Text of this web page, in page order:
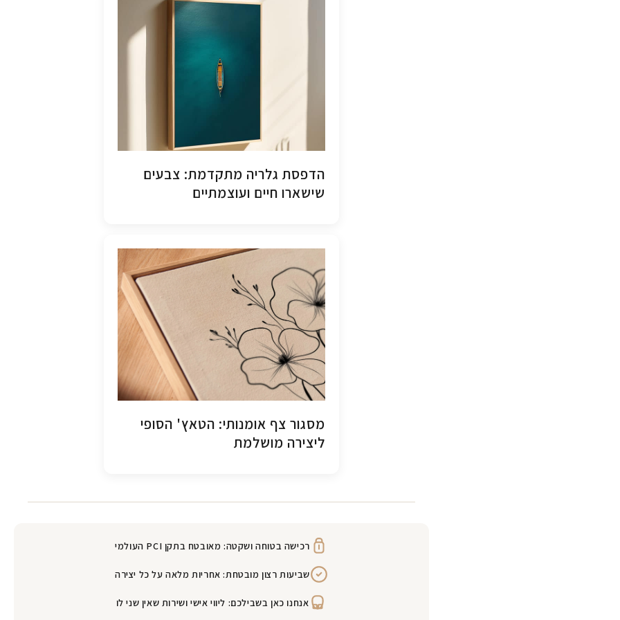
הדפסת גלריה מתקדמת: צבעים
שישארו חיים ועוצמתיים
מסגור צף אומנותי: הטאץ' הסופי
ליצירה מושלמת
רכישה בטוחה ושקטה: מאובטח בתקן PCI העולמי
שביעות רצון מובטחת: אחריות מלאה על כל יצירה
אנחנו כאן בשבילכם: ליווי אישי ושירות שאין שני לו